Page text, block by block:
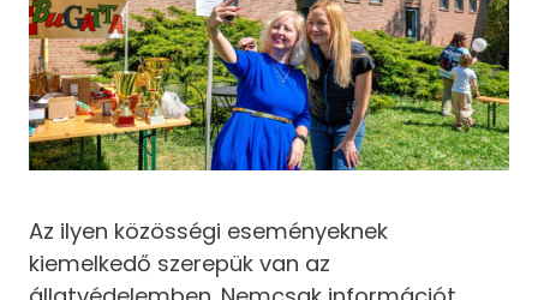
Az ilyen közösségi eseményeknek
kiemelkedő szerepük van az